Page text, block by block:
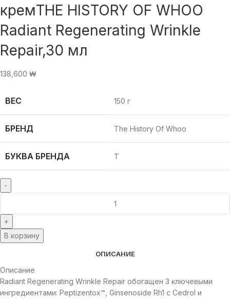
кремTHE HISTORY OF WHOO
Radiant Regenerating Wrinkle
Repair,30 мл
138,600 ₩
ВЕС 150 г
БРЕНД The History Of Whoo
БУКВА БРЕНДА T
В корзину
ОПИСАНИЕ
Описание
Radiant Regenerating Wrinkle Repair обогащен 3 ключевыми
ингредиентами: Peptizentox™, Ginsenoside Rh1 с Cedrol и